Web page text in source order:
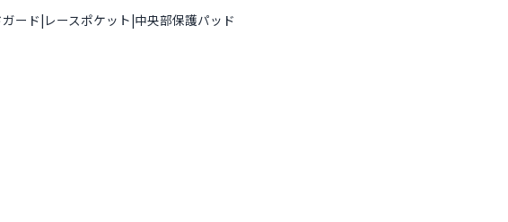
ード|レースポケット|中央部保護パッド